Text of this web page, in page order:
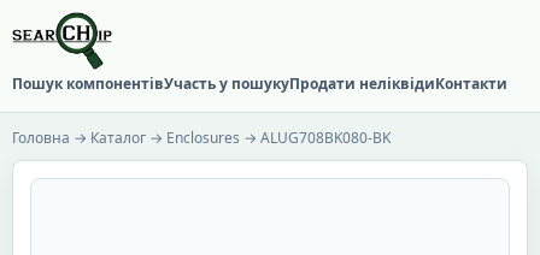
Пошук компонентівУчасть у пошукуПродати неліквідиКонтакти
Головна → Каталог → Enclosures → ALUG708BK080-BK